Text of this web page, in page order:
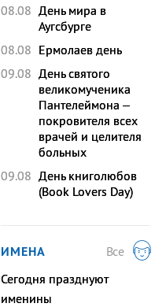
08.08 День мира в
Аугсбурге
08.08 Ермолаев день
09.08 День святого
великомученика
Пантелеймона –
покровителя всех
врачей и целителя
больных
09.08 День книголюбов
(Book Lovers Day)
ИМЕНА
Все
Сегодня празднуют
именины